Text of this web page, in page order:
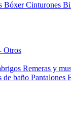
BóxerCinturones
Otros
Remeras y
de baño Pantalones